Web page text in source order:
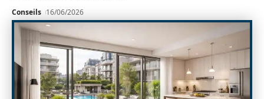
Conseils 16/06/2026